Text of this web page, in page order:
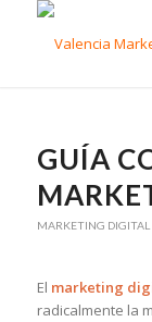
GUÍA
MARKETING DIGITAL
El marketing
radicalmente la